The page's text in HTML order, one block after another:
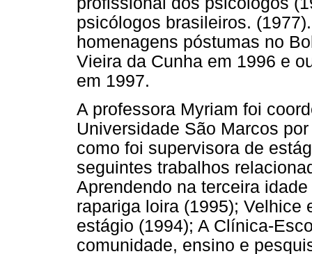
psicólogos brasileiros.
homenagens póstumas no
Vieira da Cunha em 1996 e
em 1997.
A professora Myriam foi
Universidade São Marcos
como foi supervisora de
seguintes trabalhos
Aprendendo na terceira
rapariga loira (1995); Velhice
estágio (1994); A Clínica-
comunidade, ensino e